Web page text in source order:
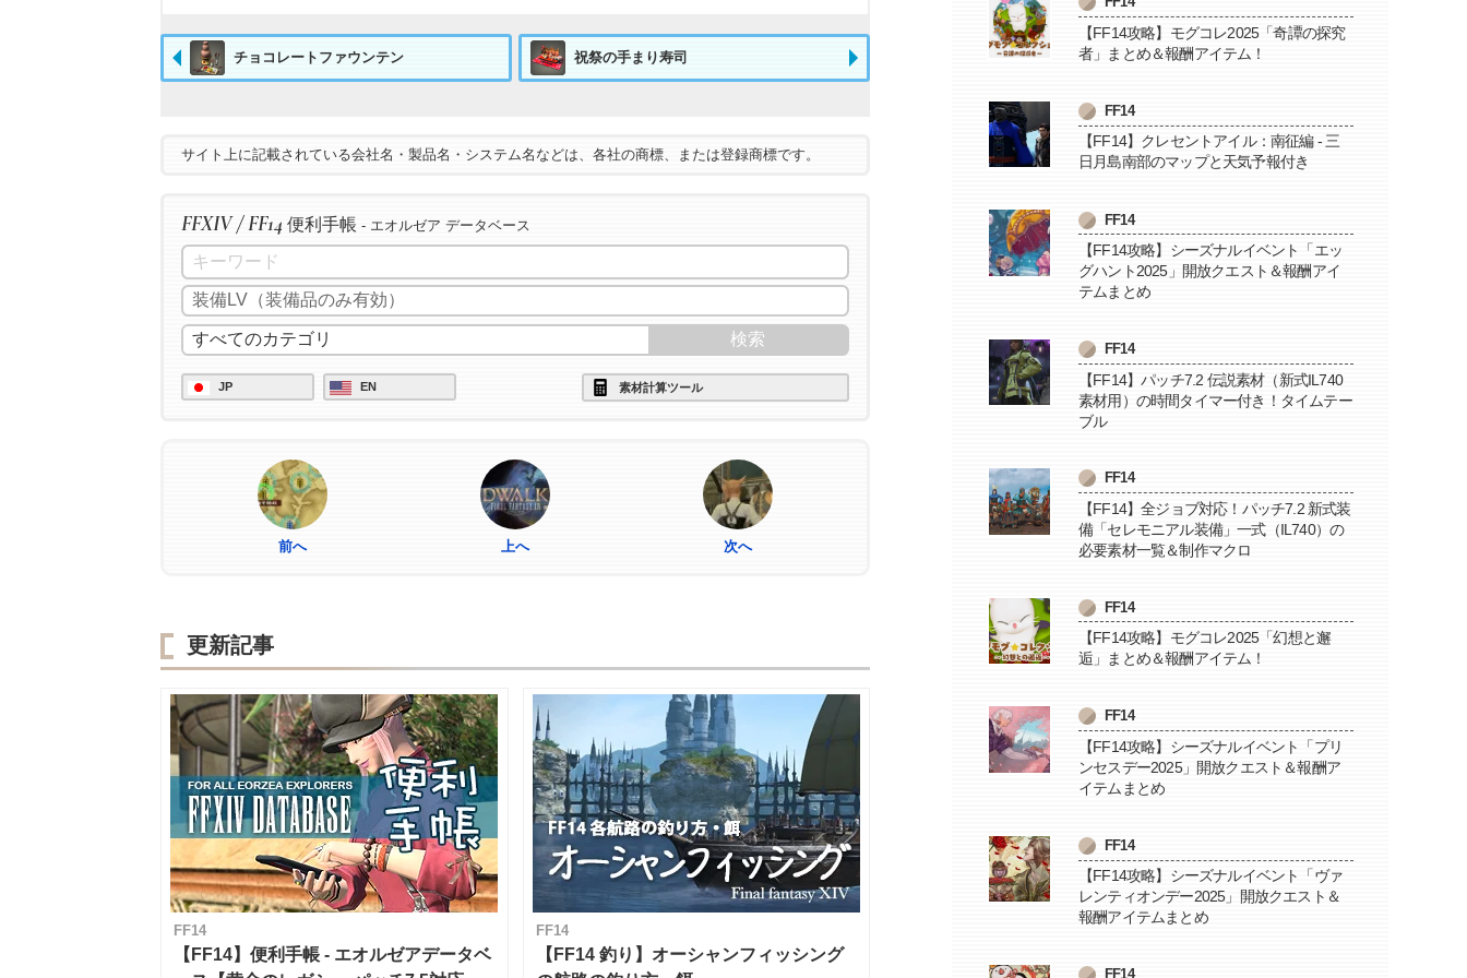
チョコレートファウンテン 祝祭の手まり寿司
サイト上に記載されている会社名・製品名・システム名などは、各社の商標、または登録商標です。
FFXIV / FF14 便利手帳 - エオルゼア データベース
JP EN 素材計算ツール
前へ 上へ 次へ
更新記事
FF14
【FF14】便利手帳 - エオルゼアデータベ
FF14
【FF14 釣り】オーシャンフィッシング
【FF14攻略】モグコレ2025「奇譚の探究
者」まとめ＆報酬アイテム！
FF14
【FF14】クレセントアイル：南征編 - 三
日月島南部のマップと天気予報付き
FF14
【FF14攻略】シーズナルイベント「エッ
グハント2025」開放クエスト＆報酬アイ
テムまとめ
FF14
【FF14】パッチ7.2 伝説素材（新式IL740
素材用）の時間タイマー付き！タイムテー
ブル
FF14
【FF14】全ジョブ対応！パッチ7.2 新式装
備「セレモニアル装備」一式（IL740）の
必要素材一覧＆制作マクロ
FF14
【FF14攻略】モグコレ2025「幻想と邂
逅」まとめ＆報酬アイテム！
FF14
【FF14攻略】シーズナルイベント「プリ
ンセスデー2025」開放クエスト＆報酬ア
イテムまとめ
FF14
【FF14攻略】シーズナルイベント「ヴァ
レンティオンデー2025」開放クエスト＆
報酬アイテムまとめ